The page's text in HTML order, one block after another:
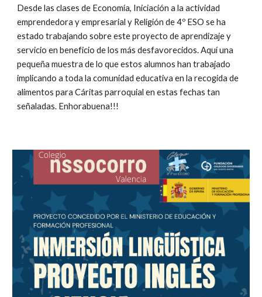
Desde las clases de Economía, Iniciación a la actividad
emprendedora y empresarial y Religión de 4º ESO se ha
estado trabajando sobre este proyecto de aprendizaje y
servicio en beneficio de los más desfavorecidos. Aquí una
pequeña muestra de lo que estos alumnos han trabajado
implicando a toda la comunidad educativa en la recogida de
alimentos para Cáritas parroquial en estas fechas tan
señaladas. Enhorabuena!!!